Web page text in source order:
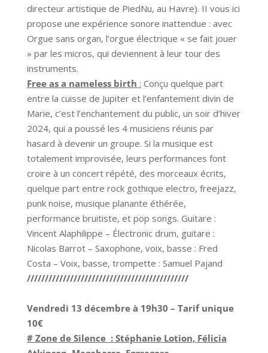
directeur artistique de PiedNu, au Havre). II vous ici
propose une expérience sonore inattendue : avec
Orgue sans organ, l’orgue électrique « se fait jouer
» par les micros, qui deviennent à leur tour des
instruments.
Free as a nameless birth : Conçu quelque part
entre la cuisse de Jupiter et l’enfantement divin de
Marie, c’est l’enchantement du public, un soir d’hiver
2024, qui a poussé les 4 musiciens réunis par
hasard à devenir un groupe. Si la musique est
totalement improvisée, leurs performances font
croire à un concert répété, des morceaux écrits,
quelque part entre rock gothique electro, freejazz,
punk noise, musique planante éthérée,
performance bruitiste, et pop songs. Guitare :
Vincent Alaphilippe – Électronic drum, guitare :
Nicolas Barrot – Saxophone, voix, basse : Fred
Costa – Voix, basse, trompette : Samuel Pajand
/////////////////////////////////////////////
Vendredi 13 décembre à 19h30 – Tarif unique
10€
# Zone de Silence : Stéphanie Lotion, Félicia